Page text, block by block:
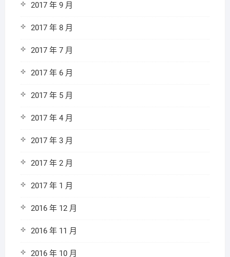
2017 年 9 月
2017 年 8 月
2017 年 7 月
2017 年 6 月
2017 年 5 月
2017 年 4 月
2017 年 3 月
2017 年 2 月
2017 年 1 月
2016 年 12 月
2016 年 11 月
2016 年 10 月